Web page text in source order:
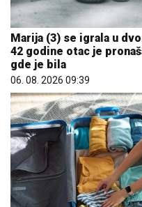
Marija (3) se igrala u
42 godine otac je
gde je bila
06. 08. 2026 09:39